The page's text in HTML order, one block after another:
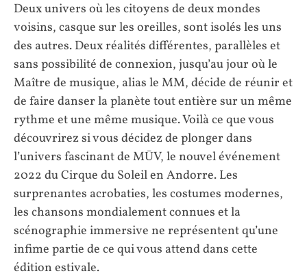
Deux univers où les citoyens de deux mondes
voisins, casque sur les oreilles, sont isolés les uns
des autres. Deux réalités différentes, parallèles et
sans possibilité de connexion, jusqu’au jour où le
Maître de musique, alias le MM, décide de réunir et
de faire danser la planète tout entière sur un même
rythme et une même musique. Voilà ce que vous
découvrirez si vous décidez de plonger dans
l’univers fascinant de MŪV, le nouvel événement
2022 du Cirque du Soleil en Andorre. Les
surprenantes acrobaties, les costumes modernes,
les chansons mondialement connues et la
scénographie immersive ne représentent qu’une
infime partie de ce qui vous attend dans cette
édition estivale.